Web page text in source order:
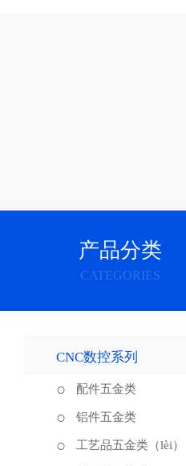
产品分类
CATEGORIES
CNC数控系列
配件五金类
铝件五金类
工艺品五金类（lèi）